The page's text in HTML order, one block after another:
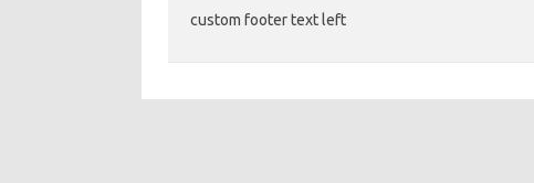
custom footer text left